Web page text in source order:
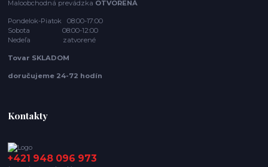
Maloobchodná prevádzka OTVORENÁ
Pondelok-Piatok 08:00-17:00
Sobota 08:00-12:00
Nedeľa zatvorené
Tovar SKLADOM
doručujeme 24-72 hodín
Kontakty
+421 948 096 973